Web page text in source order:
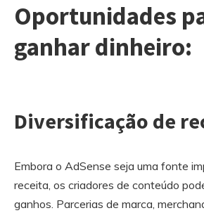
Oportunidades
ganhar dinheiro:
Diversificação de
Embora o AdSense seja uma fonte
receita, os criadores de conteúdo
ganhos. Parcerias de marca,